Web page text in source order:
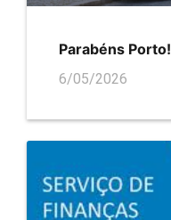
Parabéns Porto!
6/05/2026